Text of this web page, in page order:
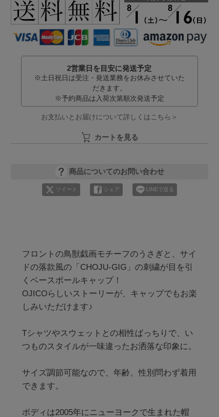
2営業日を目安に発送予定
※土日祝日は受注・発送業務をお休みさせていた
だきます。
※予約商品は入荷次第順次発送予定
お支払いとお届けについて詳しくはこちら＞
カートを見る
商品についてのお問い合わせ
ツイート シェア LINEで送る
フロントの鳥獣戯画モチーフのうさぎと、サイ
ドの落款風の「CHOJU-GIG」の刺繍が目を引
くベースボールキャップ！
OJICOらしいストーリーが、キャップでもお楽
しみいただけます♪
Tシャツやスウェットとの相性ばっちりで、い
つものスタイルが一味違ったお洒落な印象に。
サイズ調節可能なので、年齢、性別問わず着用
できます。
ボディは2005年にニューヨークで生まれた帽